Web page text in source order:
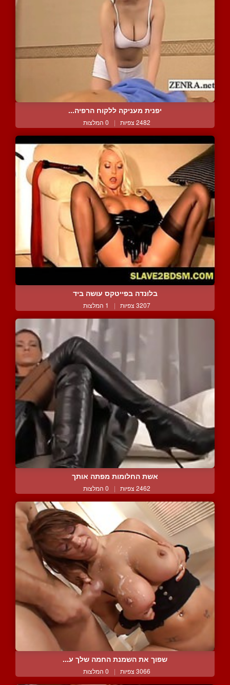
יפנית מעניקה ללקוח הרפיה...
2482 צפיות | 0 המלצות
בלונדה בפייטקס עושה ביד
3207 צפיות | 1 המלצות
אשת החלומות מפתה אותך
2462 צפיות | 0 המלצות
שפוך את השמנת החמה שלך ע...
3066 צפיות | 0 המלצות